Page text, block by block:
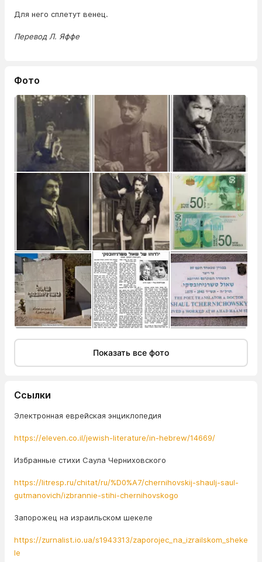
Для него сплетут венец.
Перевод Л. Яффе
Фото
Показать все фото
Ссылки
Электронная еврейская энциклопедия
https://eleven.co.il/jewish-literature/in-hebrew/14669/
Избранные стихи Саула Черниховского
https://litresp.ru/chitat/ru/%D0%A7/chernihovskij-shaulj-saul-
gutmanovich/izbrannie-stihi-chernihovskogo
Запорожец на израильском шекеле
https://zurnalist.io.ua/s1943313/zaporojec_na_izrailskom_sheke
le